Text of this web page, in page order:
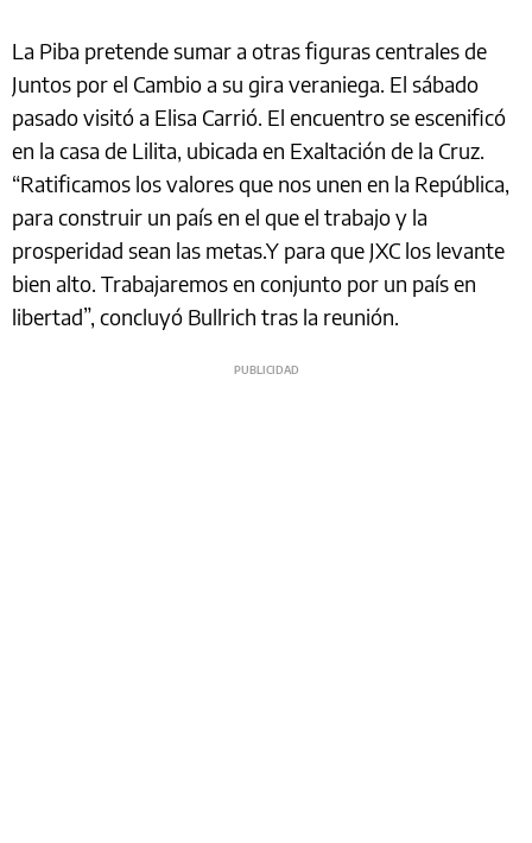
La Piba pretende sumar a otras figuras centrales de
Juntos por el Cambio a su gira veraniega. El sábado
pasado visitó a Elisa Carrió. El encuentro se escenificó
en la casa de Lilita, ubicada en Exaltación de la Cruz.
“Ratificamos los valores que nos unen en la República,
para construir un país en el que el trabajo y la
prosperidad sean las metas.Y para que JXC los levante
bien alto. Trabajaremos en conjunto por un país en
libertad”, concluyó Bullrich tras la reunión.